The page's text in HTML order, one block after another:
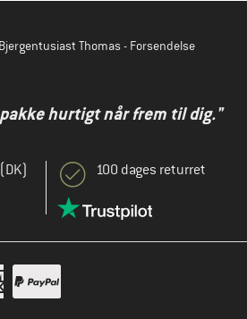
Bjergentusiast Thomas - Forsendelse
hurtigt når frem til dig."
100 dages returret